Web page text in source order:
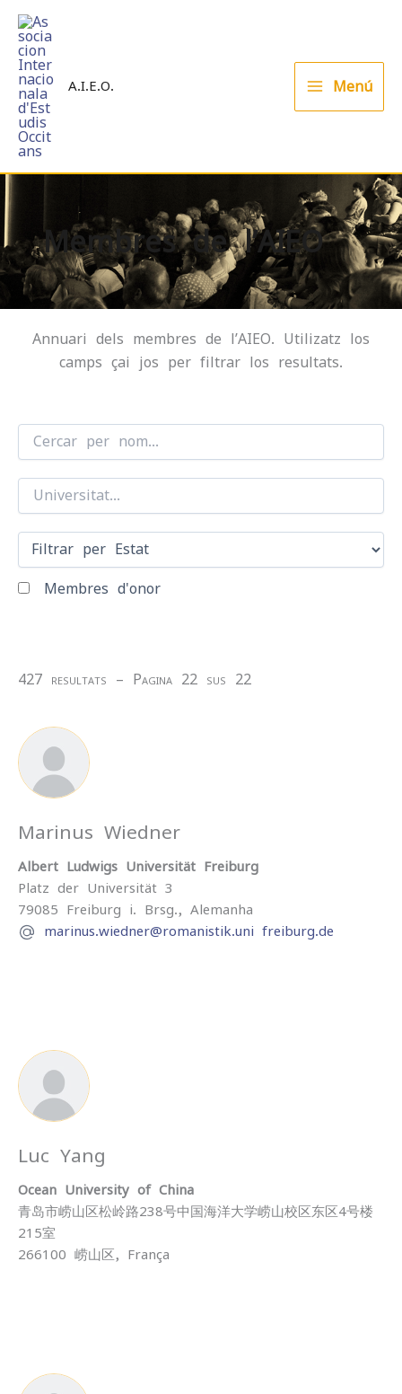
content
A.I.E.O. Menú
Membres de l’AIEO
Annuari dels membres de l’AIEO. Utilizatz los
camps çai jos per filtrar los resultats.
Membres d'onor
427 resultats – Pagina 22 sus 22
Marinus Wiedner
Albert-Ludwigs-Universität Freiburg
Platz der Universität 3
79085
Freiburg i. Brsg.,
Alemanha
marinus.wiedner@romanistik.uni-freiburg.de
Luc Yang
Ocean University of China
青岛市崂山区松岭路238号中国海洋大学崂山校区东区4号楼
215室
266100
崂山区, França